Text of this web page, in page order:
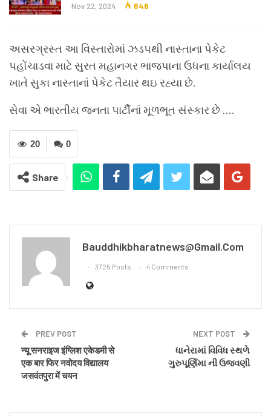
Nov 22, 2024 646
અસરગ્રસ્ત આ વિસ્તારોમાં ઝડપથી નાસ્તાના પેકેટ
પહોંચાડવા માટે સુરત મહાનગર ભાજપાના ઉધના કાર્યાલય
ખાતે સુકા નાસ્તાનાં પેકેટ તૈયાર થઇ રહ્યા છે.
સેવા એ ભારતીય જનતા પાર્ટીનાં મૂળભૂત સંસ્કાર છે ….
0
20
Share
Bauddhikbharatnews@gmail.com
3725 Posts 4 Comments
PREV POST
न्यू सनराइज इंग्लिश एकेडमी से
एक बार फिर नवोदय विद्यालय
जसवंतपुरा में चयन
NEXT POST
ધાનેરામાં વિવિધ સ્થળે
ગુરુપૂર્ણિમા ની ઉજવણી